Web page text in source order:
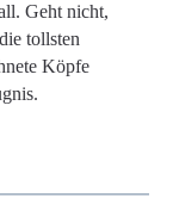
Geht nicht,
tollsten
Köpfe